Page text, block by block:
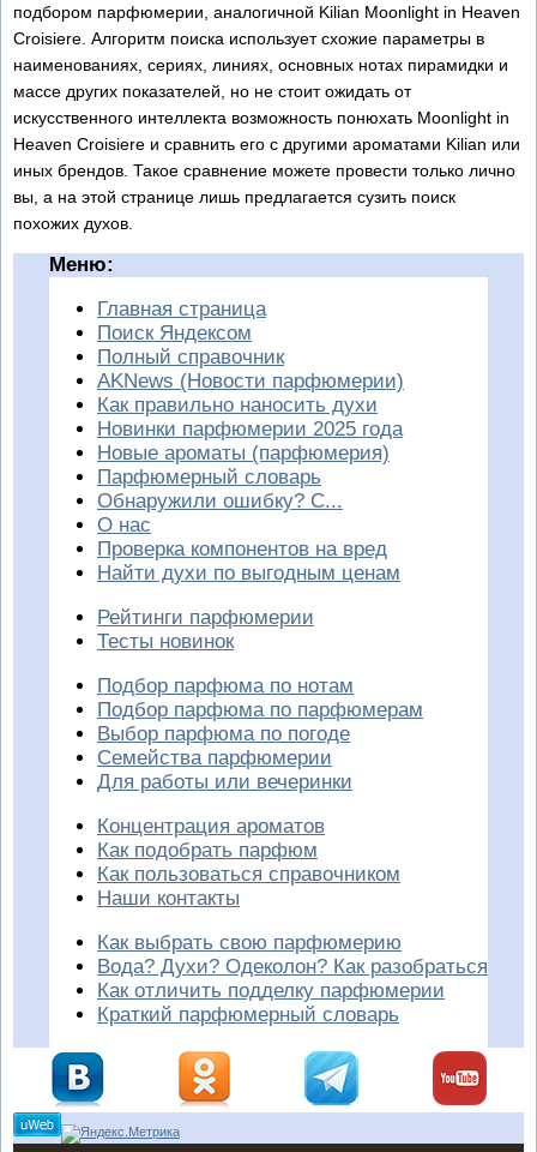
подбором парфюмерии, аналогичной Kilian Moonlight in Heaven
Croisiere. Алгоритм поиска использует схожие параметры в
наименованиях, сериях, линиях, основных нотах пирамидки и
массе других показателей, но не стоит ожидать от
искусственного интеллекта возможность понюхать Moonlight in
Heaven Croisiere и сравнить его с другими ароматами Kilian или
иных брендов. Такое сравнение можете провести только лично
вы, а на этой странице лишь предлагается сузить поиск
похожих духов.
Меню:
Главная страница
Поиск Яндексом
Полный справочник
AKNews (Новости парфюмерии)
Как правильно наносить духи
Новинки парфюмерии 2025 года
Новые ароматы (парфюмерия)
Парфюмерный словарь
Обнаружили ошибку? С...
О нас
Проверка компонентов на вред
Найти духи по выгодным ценам
Рейтинги парфюмерии
Тесты новинок
Подбор парфюма по нотам
Подбор парфюма по парфюмерам
Выбор парфюма по погоде
Семейства парфюмерии
Для работы или вечеринки
Концентрация ароматов
Как подобрать парфюм
Как пользоваться справочником
Наши контакты
Как выбрать свою парфюмерию
Вода? Духи? Одеколон? Как разобраться
Как отличить подделку парфюмерии
Краткий парфюмерный словарь